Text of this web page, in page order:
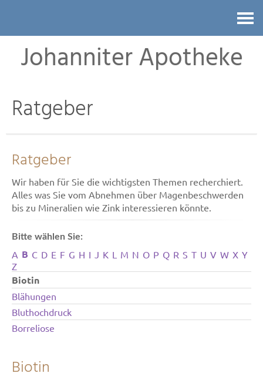
Johanniter Apotheke
Ratgeber
Ratgeber
Wir haben für Sie die wichtigsten Themen recherchiert.
Alles was Sie vom Abnehmen über Magenbeschwerden
bis zu Mineralien wie Zink interessieren könnte.
Bitte wählen Sie:
A B C D E F G H I J K L M N O P Q R S T U V W X Y
Z
Biotin
Blähungen
Bluthochdruck
Borreliose
Biotin